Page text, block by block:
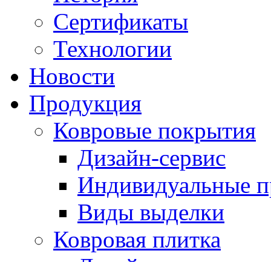
Сертификаты
Технологии
Новости
Продукция
Ковровые покрытия
Дизайн-сервис
Индивидуальные
Виды выделки
Ковровая плитка